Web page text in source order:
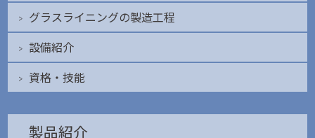
グラスライニングの製造工程
設備紹介
資格・技能
製品紹介